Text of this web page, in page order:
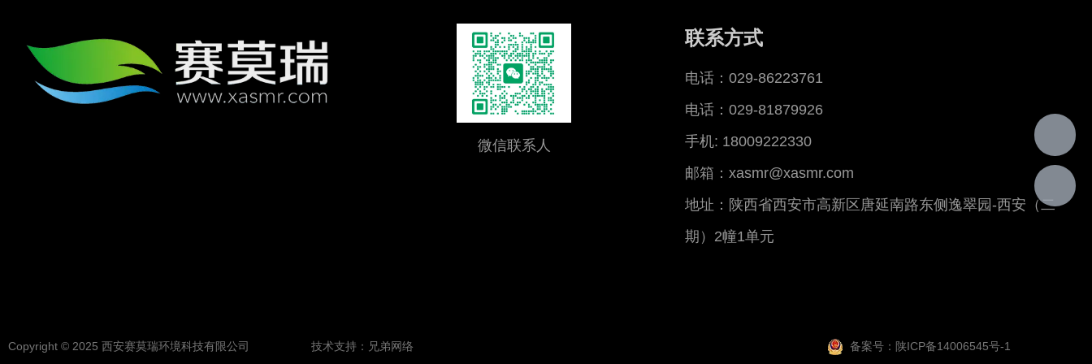
微信联系人
联系方式
电话：029-86223761
电话：029-81879926
手机: 18009222330
邮箱：xasmr@xasmr.com
地址：陕西省西安市高新区唐延南路东侧逸翠园-西安（二
期）2幢1单元
Copyright © 2025 西安赛莫瑞环境科技有限公司 技术支持： 兄弟网络 备案号：陕ICP备14006545号-1